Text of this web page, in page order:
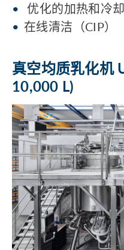
优化的加热和冷
在线清洁（CIP）
真空均质乳化机
10,000 L)